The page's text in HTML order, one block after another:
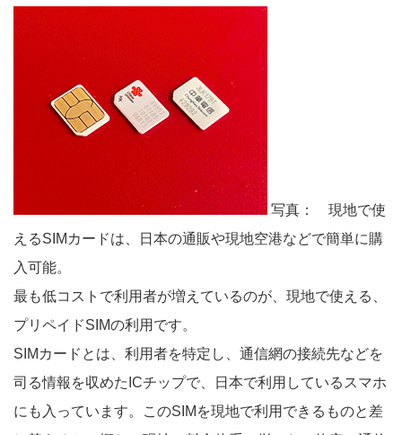
写真： 現地で使
えるSIMカードは、日本の通販や現地空港などで簡単に購
入可能。
最も低コストで利用者が増えているのが、現地で使える、
プリペイドSIMの利用です。
SIMカードとは、利用者を特定し、通信網の接続先などを
司る情報を収めたICチップで、日本で利用しているスマホ
にも入っています。このSIMを現地で利用できるものと差